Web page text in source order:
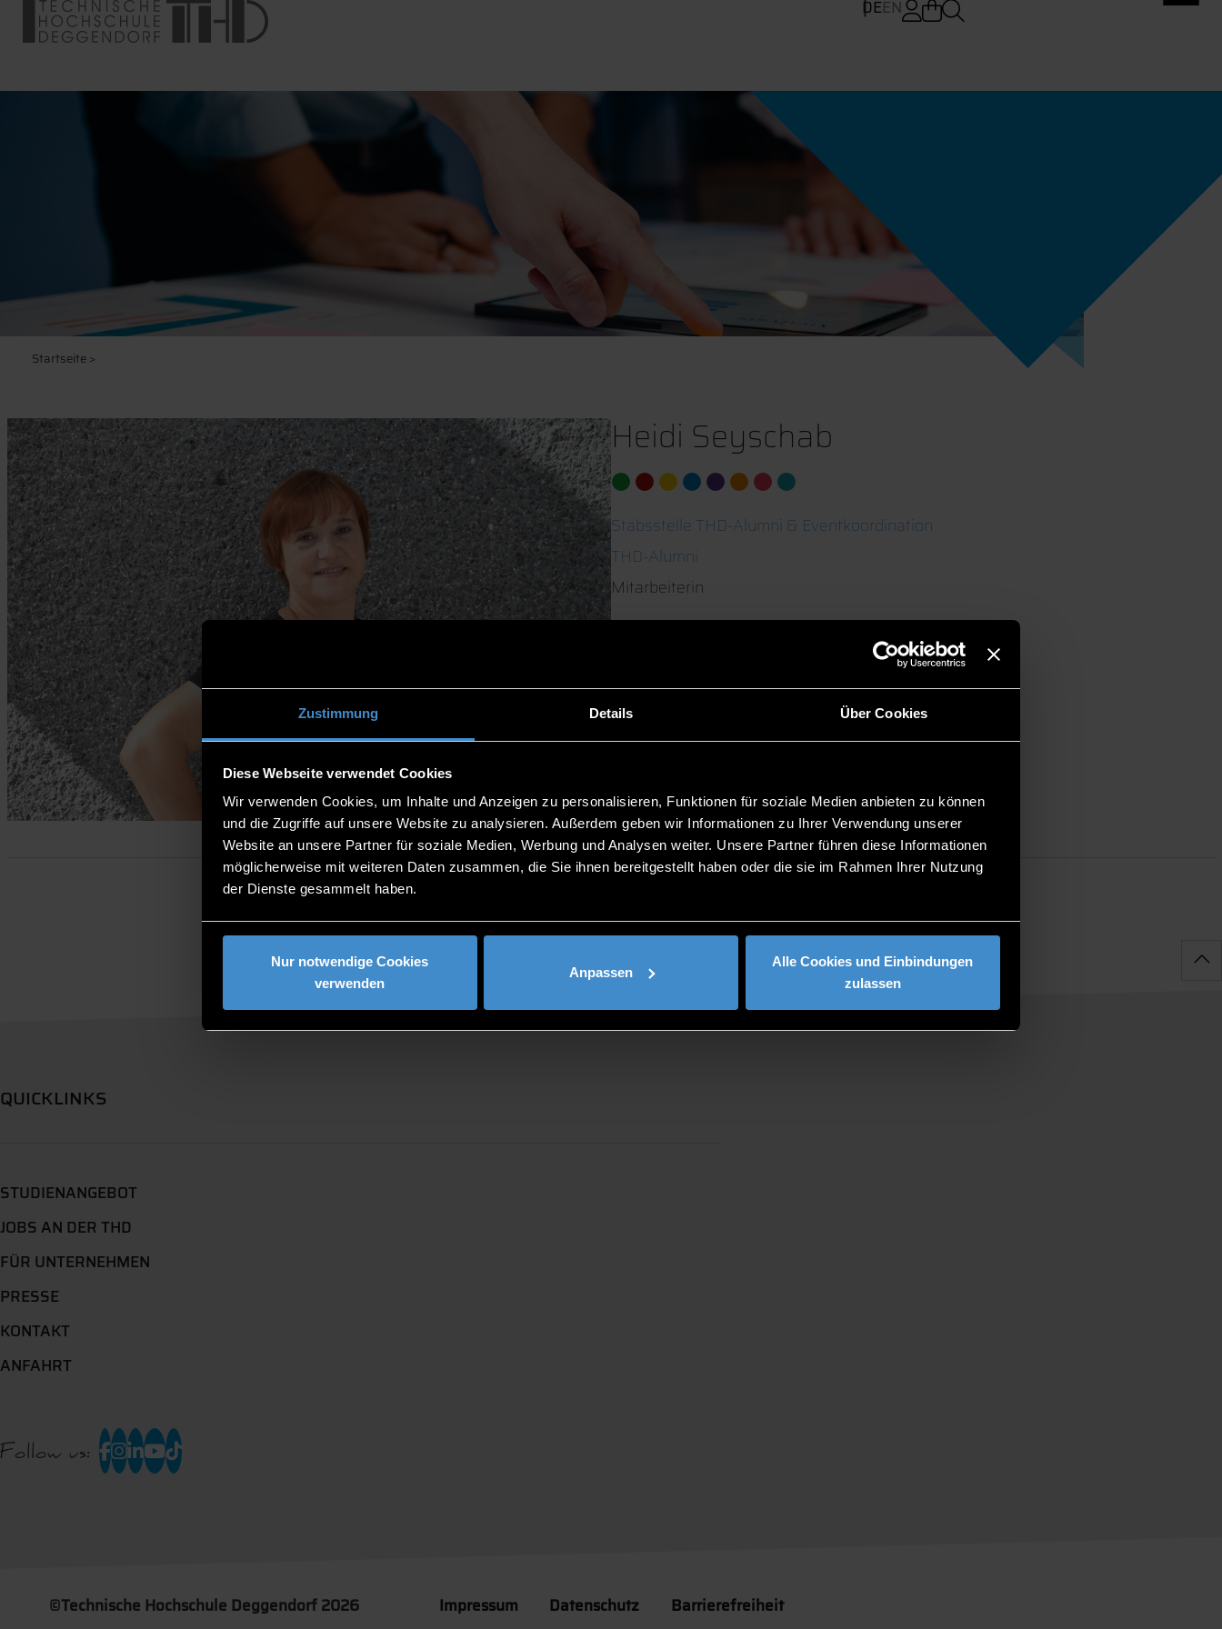
Zustimmung Details Über Cookies
Diese Webseite verwendet Cookies
Wir verwenden Cookies, um Inhalte und Anzeigen zu personalisieren, Funktionen für soziale Medien anbieten zu können
und die Zugriffe auf unsere Website zu analysieren. Außerdem geben wir Informationen zu Ihrer Verwendung unserer
Website an unsere Partner für soziale Medien, Werbung und Analysen weiter. Unsere Partner führen diese Informationen
möglicherweise mit weiteren Daten zusammen, die Sie ihnen bereitgestellt haben oder die sie im Rahmen Ihrer Nutzung
der Dienste gesammelt haben.
Nur notwendige Cookies
verwenden
Anpassen
Alle Cookies und Einbindungen
zulassen
DEEN
Startseite>
Heidi Seyschab
Stabsstelle THD-Alumni & Eventkoordination
THD-Alumni
Mitarbeiterin
QUICKLINKS
STUDIENANGEBOT
JOBS AN DER THD
FÜR UNTERNEHMEN
PRESSE
KONTAKT
ANFAHRT
Follow us:
©Technische Hochschule Deggendorf 2026 Impressum Datenschutz Barrierefreiheit